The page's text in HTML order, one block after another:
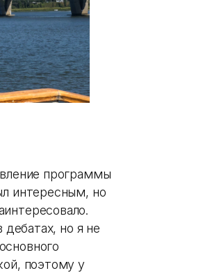
программы
интересным, но
но я не
поэтому у